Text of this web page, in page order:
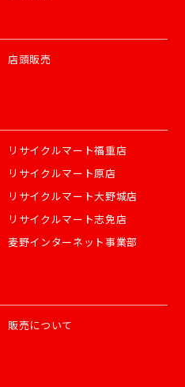
店頭販売
リサイクルマート福重店
リサイクルマート原店
リサイクルマート大野城店
リサイクルマート志免店
麦野インターネット事業部
販売について